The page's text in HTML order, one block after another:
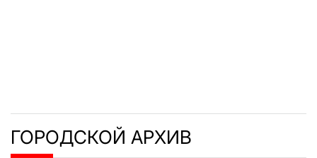
ГОРОДСКОЙ АРХИВ